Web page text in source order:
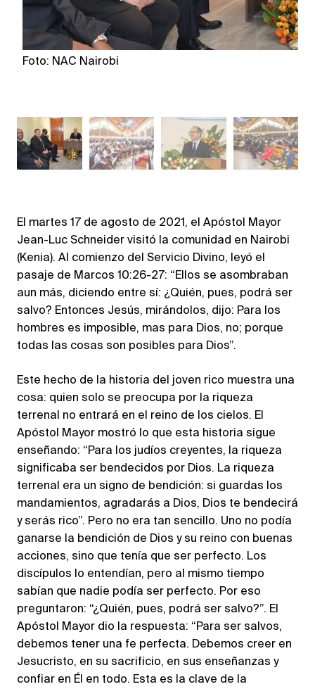
Foto: NAC Nairobi
El martes 17 de agosto de 2021, el Apóstol Mayor
Jean-Luc Schneider visitó la comunidad en Nairobi
(Kenia). Al comienzo del Servicio Divino, leyó el
pasaje de Marcos 10:26-27: “Ellos se asombraban
aun más, diciendo entre sí: ¿Quién, pues, podrá ser
salvo? Entonces Jesús, mirándolos, dijo: Para los
hombres es imposible, mas para Dios, no; porque
todas las cosas son posibles para Dios”.
Este hecho de la historia del joven rico muestra una
cosa: quien solo se preocupa por la riqueza
terrenal no entrará en el reino de los cielos. El
Apóstol Mayor mostró lo que esta historia sigue
enseñando: “Para los judíos creyentes, la riqueza
significaba ser bendecidos por Dios. La riqueza
terrenal era un signo de bendición: si guardas los
mandamientos, agradarás a Dios, Dios te bendecirá
y serás rico”. Pero no era tan sencillo. Uno no podía
ganarse la bendición de Dios y su reino con buenas
acciones, sino que tenía que ser perfecto. Los
discípulos lo entendían, pero al mismo tiempo
sabían que nadie podía ser perfecto. Por eso
preguntaron: “¿Quién, pues, podrá ser salvo?”. El
Apóstol Mayor dio la respuesta: “Para ser salvos,
debemos tener una fe perfecta. Debemos creer en
Jesucristo, en su sacrificio, en sus enseñanzas y
confiar en Él en todo. Esta es la clave de la